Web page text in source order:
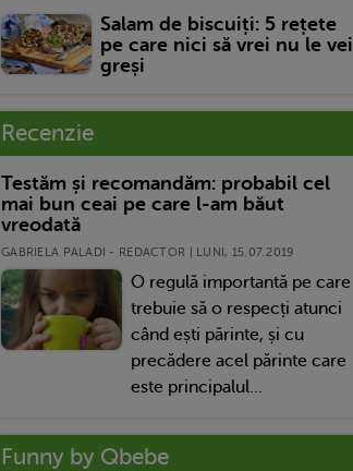
Salam de biscuiți: 5 rețete
pe care nici să vrei nu le vei
greși
Recenzie
Testăm și recomandăm: probabil cel
mai bun ceai pe care l-am băut
vreodată
GABRIELA PALADI - REDACTOR | LUNI, 15.07.2019
O regulă importantă pe care
trebuie să o respecți atunci
când ești părinte, și cu
precădere acel părinte care
este principalul...
Funny by Qbebe